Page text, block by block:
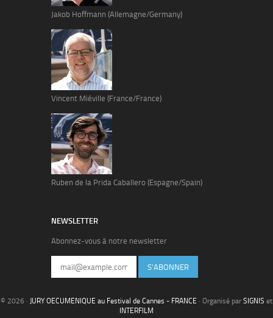
Jakob Hoffmann (Allemagne/Germany)
Vincent Miéville (France/France)
Ruben de la Prida Caballero (Espagne/Spain)
NEWSLETTER
Abonnez-vous à notre newsletter
S'ABONNER
© 2026 · JURY OECUMENIQUE au Festival de Cannes - FRANCE · Organisé par SIGNIS et
INTERFILM